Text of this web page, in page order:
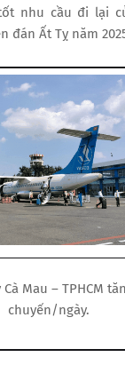
nhu cầu đi lại
đán Ất Tỵ năm
Mau – TPHCM
chuyến/ngày.